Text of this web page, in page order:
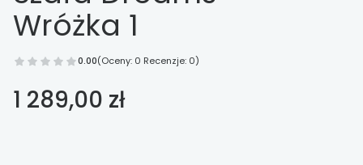
Wróżka 1
0.00(Oceny: 0 Recenzje: 0)
Cena
1 289,00 zł